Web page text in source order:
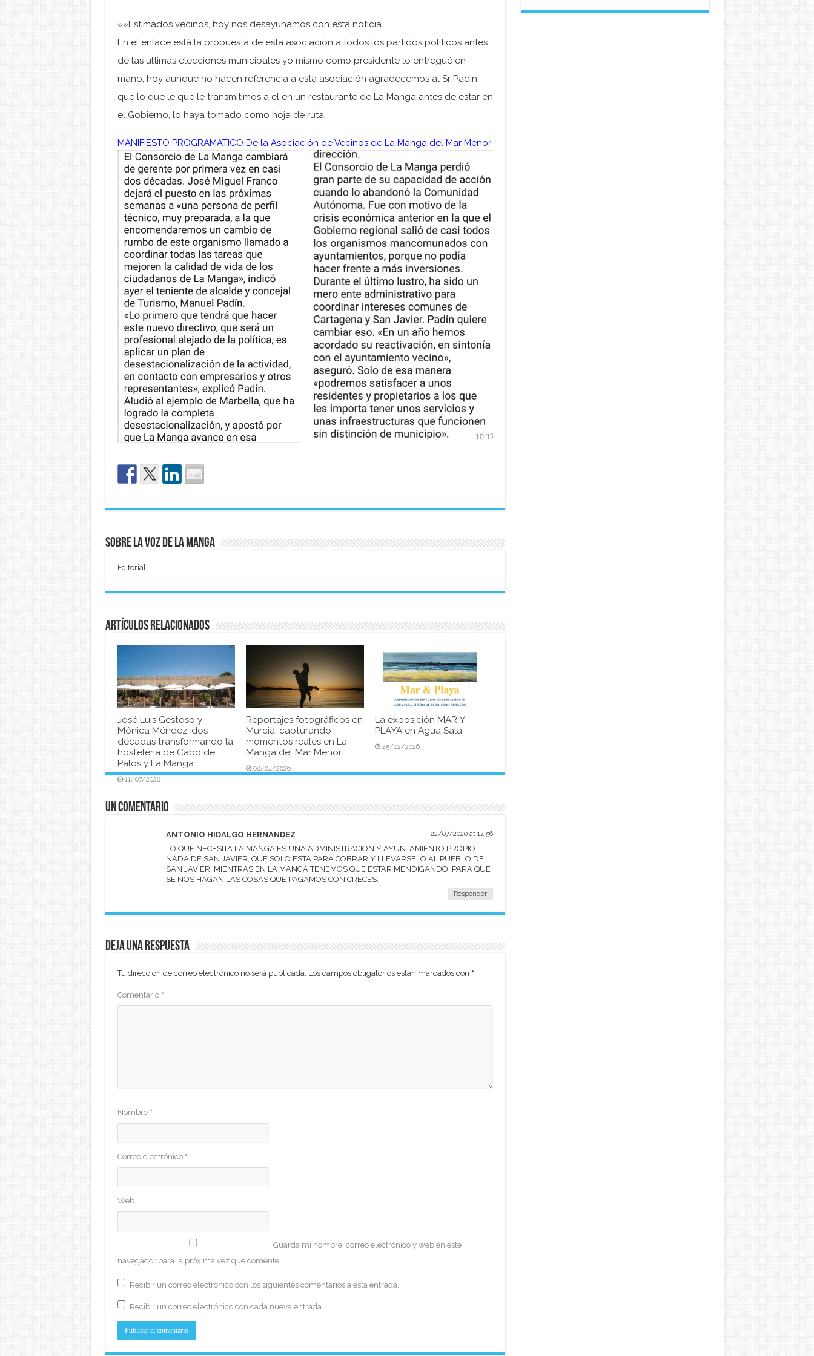
«»Estimados vecinos, hoy nos desayunamos con esta noticia.
En el enlace está la propuesta de esta asociación a todos los partidos politicos antes
de las ultimas elecciones municipales yo mismo como presidente lo entregué en
mano, hoy aunque no hacen referencia a esta asociación agradecemos al Sr Padin
que lo que le que le transmitimos a el en un restaurante de La Manga antes de estar en
el Gobierno, lo haya tomado como hoja de ruta.
MANIFIESTO PROGRAMATICO De la Asociación de Vecinos de La Manga del Mar Menor
Sobre La Voz de La Manga
Editorial
Artículos relacionados
José Luis Gestoso y
Mónica Méndez: dos
décadas transformando la
hostelería de Cabo de
Palos y La Manga
11/07/2026
Reportajes fotográficos en
Murcia: capturando
momentos reales en La
Manga del Mar Menor
08/04/2026
La exposición MAR Y
PLAYA en Agua Salá
25/02/2026
Un comentario
ANTONIO HIDALGO HERNANDEZ 22/07/2020 at 14:56
LO QUE NECESITA LA MANGA ES UNA ADMINISTRACION Y AYUNTAMIENTO PROPIO
NADA DE SAN JAVIER, QUE SOLO ESTA PARA COBRAR Y LLEVARSELO AL PUEBLO DE
SAN JAVIER, MIENTRAS EN LA MANGA TENEMOS QUE ESTAR MENDIGANDO, PARA QUE
SE NOS HAGAN LAS COSAS QUE PAGAMOS CON CRECES.
Responder
Deja una respuesta
Tu dirección de correo electrónico no será publicada. Los campos obligatorios están marcados con *
Comentario *
Nombre *
Correo electrónico *
Web
Guarda mi nombre, correo electrónico y web en este
navegador para la próxima vez que comente.
Recibir un correo electrónico con los siguientes comentarios a esta entrada.
Recibir un correo electrónico con cada nueva entrada.